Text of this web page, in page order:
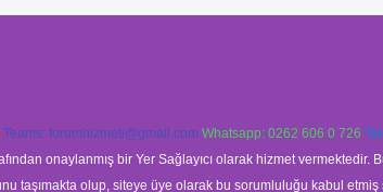
Teams: forumhizmeti@gmail.com Whatsapp: 0262 606 0 726
onaylanmış bir Yer Sağlayıcı olarak hizmet
taşımakta olup, siteye üye olarak bu sorumluluğu kabul